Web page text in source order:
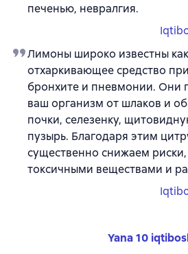
печенью, невралгия.
Лимоны широко известны
отхаркивающее средство
бронхите и пневмонии. Они
ваш организм от шлаков и
почки, селезенку,
пузырь. Благодаря этим
существенно снижаем
токсичными веществами и
Yana 10